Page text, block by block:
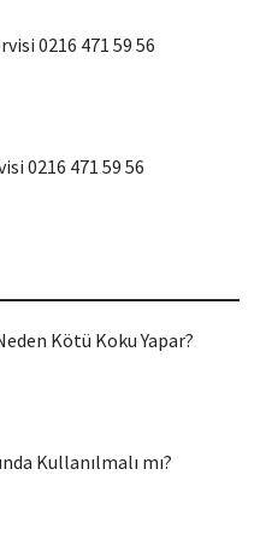
0216 471 59 56
0216 471 59 56
Kötü Koku Yapar?
Kullanılmalı mı?